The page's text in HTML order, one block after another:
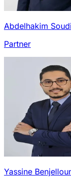
Abdelhakim Soudi
Partner
Yassine